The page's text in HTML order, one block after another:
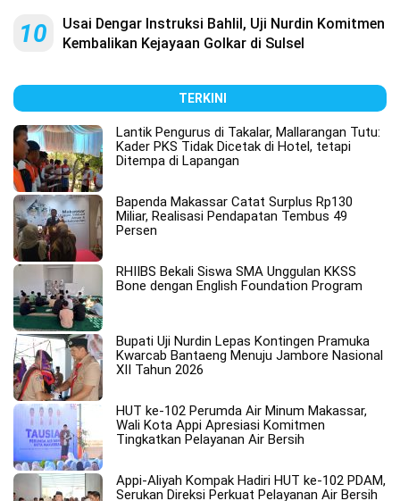
10
Usai Dengar Instruksi Bahlil, Uji Nurdin Komitmen
Kembalikan Kejayaan Golkar di Sulsel
TERKINI
Lantik Pengurus di Takalar, Mallarangan Tutu:
Kader PKS Tidak Dicetak di Hotel, tetapi
Ditempa di Lapangan
Bapenda Makassar Catat Surplus Rp130
Miliar, Realisasi Pendapatan Tembus 49
Persen
RHIIBS Bekali Siswa SMA Unggulan KKSS
Bone dengan English Foundation Program
Bupati Uji Nurdin Lepas Kontingen Pramuka
Kwarcab Bantaeng Menuju Jambore Nasional
XII Tahun 2026
HUT ke-102 Perumda Air Minum Makassar,
Wali Kota Appi Apresiasi Komitmen
Tingkatkan Pelayanan Air Bersih
Appi-Aliyah Kompak Hadiri HUT ke-102 PDAM,
Serukan Direksi Perkuat Pelayanan Air Bersih